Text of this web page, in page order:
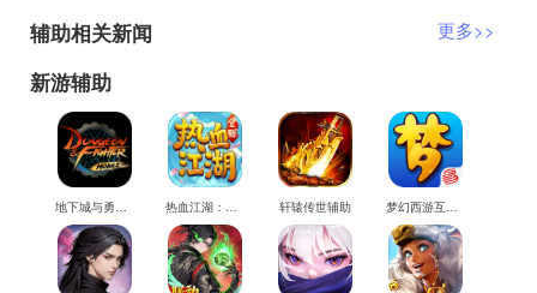
辅助相关新闻
更多>>
新游辅助
地下城与勇士M辅助 热血江湖：觉醒辅助 轩辕传世辅助 梦幻西游互通版辅助